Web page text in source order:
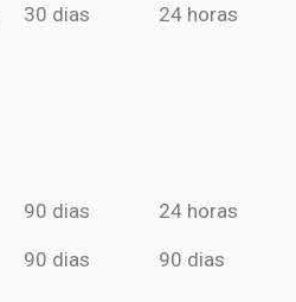
mensal*
de crédito
30 dias 24 horas
90 dias 24 horas
90 dias 90 dias